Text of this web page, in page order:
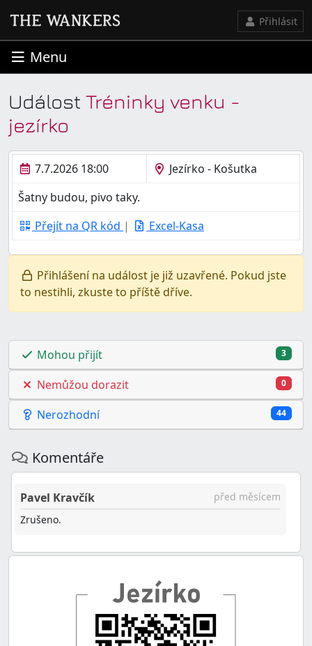
Přihlásit
Menu
Událost Tréninky venku -
jezírko
7.7.2026 18:00
Jezírko - Košutka
Šatny budou, pivo taky.
Přejít na QR kód | Excel-Kasa
Přihlášení na událost je již uzavřené. Pokud jste
to nestihli, zkuste to příště dříve.
Mohou přijít 3
Nemůžou dorazit 0
Nerozhodní 44
Komentáře
Pavel Kravčík
před měsícem
Zrušeno.